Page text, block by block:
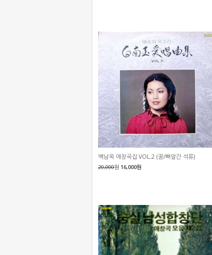
백남옥 애창곡집 VOL.2 (꿈/빠알간 석류)
20,000원 16,000원